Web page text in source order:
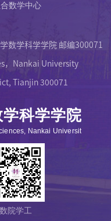
数学中心
数学科学学院 邮编300071
，Nankai University
Tianjin 300071
数院学工